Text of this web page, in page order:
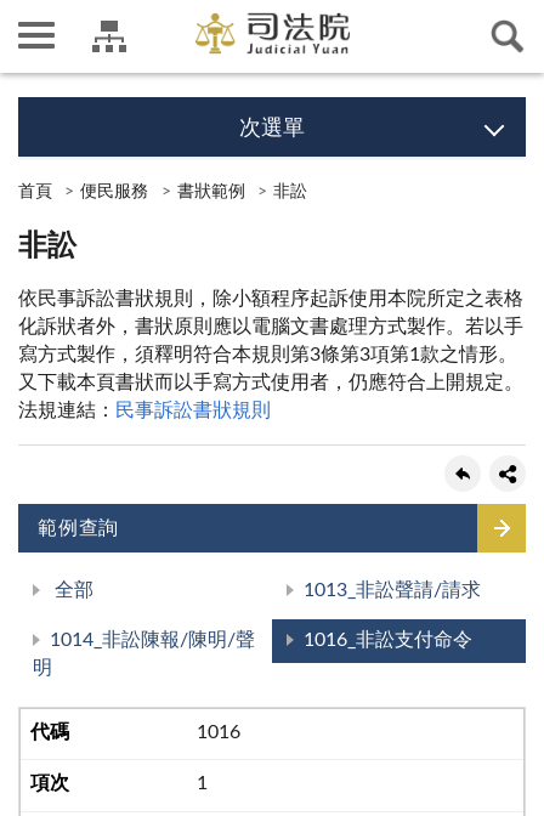
次選單
首頁 便民服務 書狀範例 非訟
非訟
依民事訴訟書狀規則，除小額程序起訴使用本院所定之表格
化訴狀者外，書狀原則應以電腦文書處理方式製作。若以手
寫方式製作，須釋明符合本規則第3條第3項第1款之情形。
又下載本頁書狀而以手寫方式使用者，仍應符合上開規定。
法規連結： 民事訴訟書狀規則
範例查詢
全部 1013_非訟聲請/請求
1014_非訟陳報/陳明/聲
明
1016_非訟支付命令
1016
1